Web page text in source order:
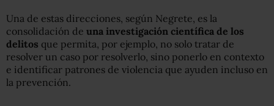
Una de estas direcciones, según Negrete, es la
consolidación de una investigación científica de los
delitos que permita, por ejemplo, no solo tratar de
resolver un caso por resolverlo, sino ponerlo en contexto
e identificar patrones de violencia que ayuden incluso en
la prevención.